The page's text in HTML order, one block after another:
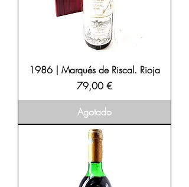
1986 | Marqués de Riscal. Rioja
Precio
79,00 €
Agotado